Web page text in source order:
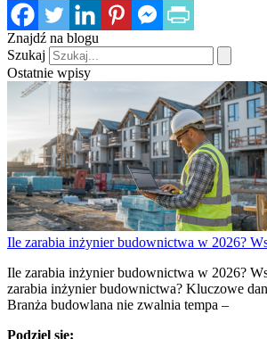
Znajdź na blogu
Szukaj
Ostatnie wpisy
Ile zarabia inżynier budownictwa w 2026?
Ile zarabia inżynier budownictwa w 2026?
zarabia inżynier budownictwa? Kluczowe
Branża budowlana nie zwalnia tempa –
Podziel się: